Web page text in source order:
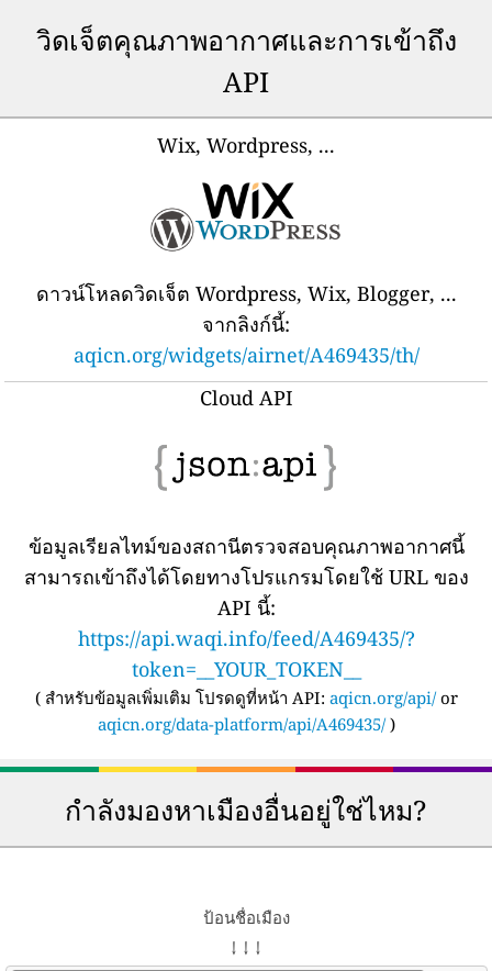
วิดเจ็ตคุณภาพอากาศและการเข้าถึง
API
Wix, Wordpress, ...
ดาวน์โหลดวิดเจ็ต Wordpress, Wix, Blogger, ...
จากลิงก์นี้:
aqicn.org/widgets/airnet/A469435/th/
Cloud API
ข้อมูลเรียลไทม์ของสถานีตรวจสอบคุณภาพอากาศนี้
สามารถเข้าถึงได้โดยทางโปรแกรมโดยใช้ URL ของ
API นี้:
https://api.waqi.info/feed/A469435/?
token=__YOUR_TOKEN__
( สำหรับข้อมูลเพิ่มเติม โปรดดูที่หน้า API: aqicn.org/api/or
aqicn.org/data-platform/api/A469435/)
กำลังมองหาเมืองอื่นอยู่ใช่ไหม?
ป้อนชื่อเมือง
↓ ↓ ↓